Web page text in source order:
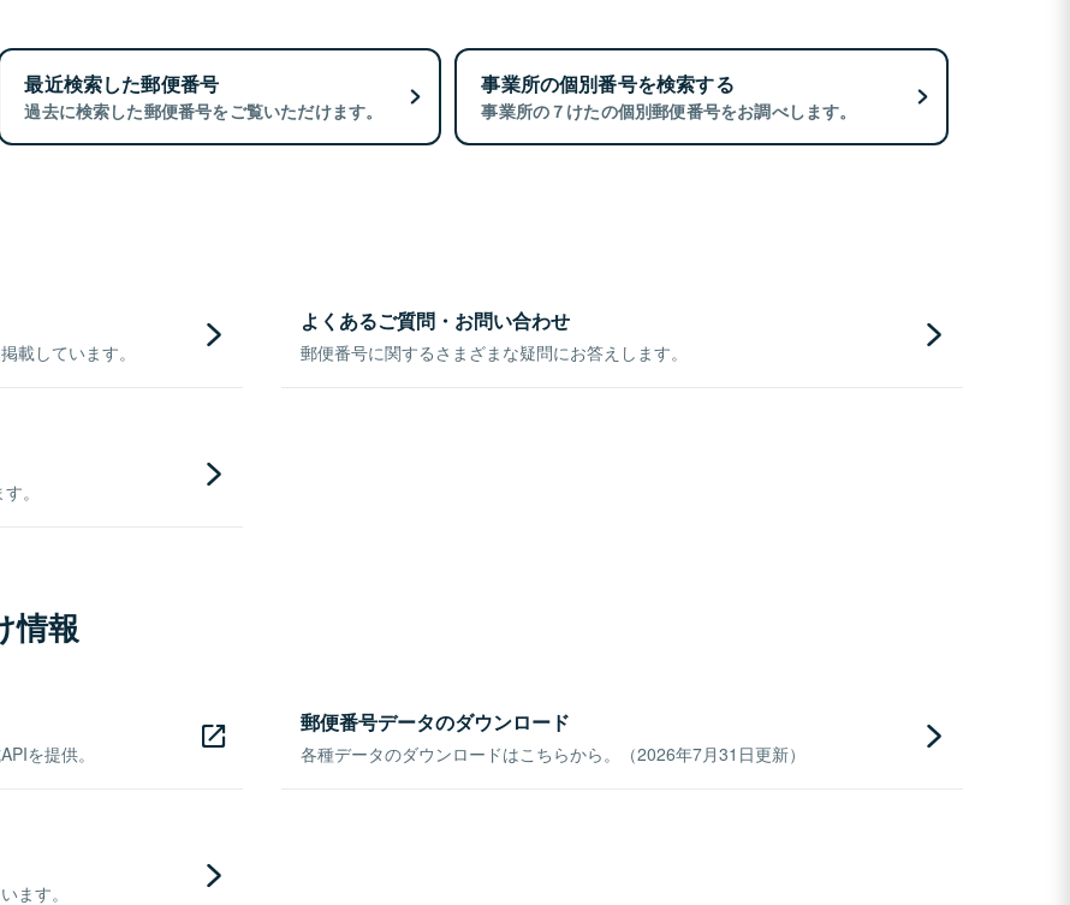
最近検索した郵便番号
過去に検索した郵便番号をご覧いただけます。
事業所の個別番号を検索する
事業所の７けたの個別郵便番号をお調べします。
載しています。
よくあるご質問・お問い合わせ
郵便番号に関するさまざまな疑問にお答えします。
。
情報
を提供。
郵便番号データのダウンロード
各種データのダウンロードはこちらから。（2026年7月31日更新）
ます。